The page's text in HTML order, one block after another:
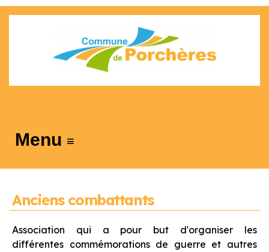
≡
Anciens combattants
Association qui a pour but d'organiser les
différentes commémorations de guerre et autres